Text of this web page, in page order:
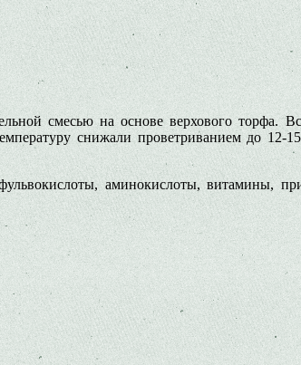
сме­сью на основе верхового торфа.
снижали проветриванием до 12-15
аминокислоты, витамины,